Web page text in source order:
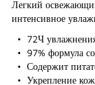
Легкий
интенсивное
72Ч
97% формула
Содержит
Укрепление